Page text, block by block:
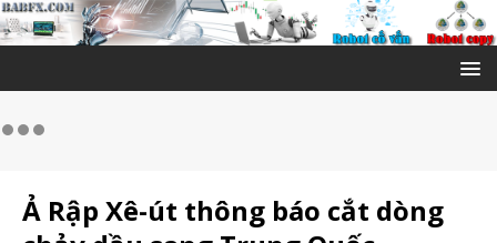
Ả Rập Xê-út thông báo cắt dòng